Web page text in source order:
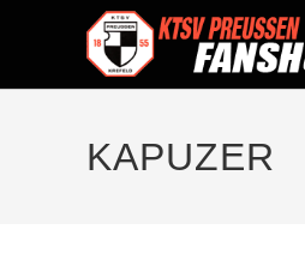
KAPUZER